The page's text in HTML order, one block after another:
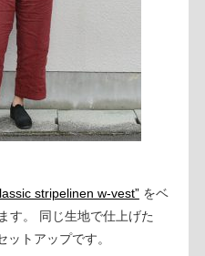
stripelinen w-vest”をベ
す。 同じ生地で仕上げた
ットアップです。